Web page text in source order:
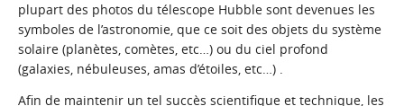
plupart des photos du télescope Hubble sont devenues les
symboles de l’astronomie, que ce soit des objets du système
solaire (planètes, comètes, etc…) ou du ciel profond
(galaxies, nébuleuses, amas d’étoiles, etc…) .
Afin de maintenir un tel succès scientifique et technique, les